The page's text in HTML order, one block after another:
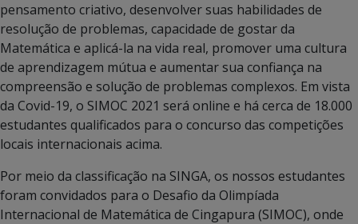
pensamento criativo, desenvolver suas habilidades de
resolução de problemas, capacidade de gostar da
Matemática e aplicá-la na vida real, promover uma cultura
de aprendizagem mútua e aumentar sua confiança na
compreensão e solução de problemas complexos. Em vista
da Covid-19, o SIMOC 2021 será online e há cerca de 18.000
estudantes qualificados para o concurso das competições
locais internacionais acima.
Por meio da classificação na SINGA, os nossos estudantes
foram convidados para o Desafio da Olimpíada
Internacional de Matemática de Cingapura (SIMOC), onde